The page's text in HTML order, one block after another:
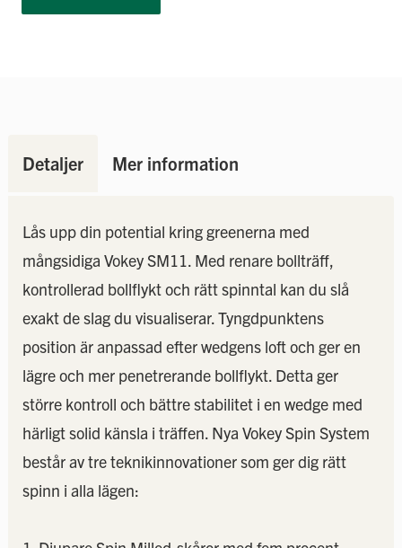
Detaljer Mer information
Lås upp din potential kring greenerna med
mångsidiga Vokey SM11. Med renare bollträff,
kontrollerad bollflykt och rätt spinntal kan du slå
exakt de slag du visualiserar. Tyngdpunktens
position är anpassad efter wedgens loft och ger en
lägre och mer penetrerande bollflykt. Detta ger
större kontroll och bättre stabilitet i en wedge med
härligt solid känsla i träffen. Nya Vokey Spin System
består av tre teknikinnovationer som ger dig rätt
spinn i alla lägen: